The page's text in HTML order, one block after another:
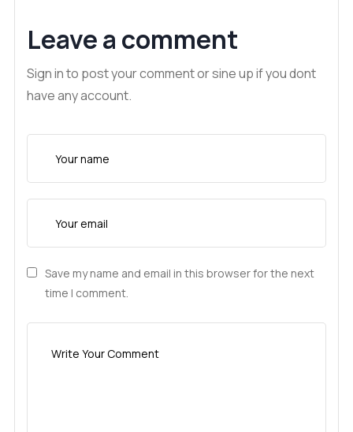
Leave a comment
Sign in to post your comment or sine up if you dont
have any account.
Save my name and email in this browser for the next
time I comment.